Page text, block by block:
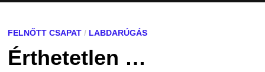
FELNŐTT CSAPAT/ LABDARÚGÁS
Érthetetlen …